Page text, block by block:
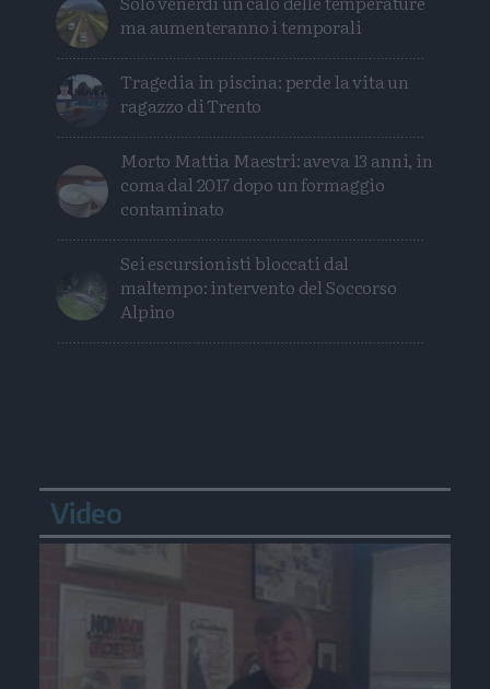
ma aumenteranno i temporali
Tragedia in piscina: perde la vita un
ragazzo di Trento
Morto Mattia Maestri: aveva 13 anni, in
coma dal 2017 dopo un formaggio
contaminato
Sei escursionisti bloccati dal
maltempo: intervento del Soccorso
Alpino
Video